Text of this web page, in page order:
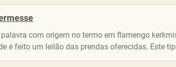
palavra com origem no termo em flamengo
é feito um leilão das prendas oferecidas. Este